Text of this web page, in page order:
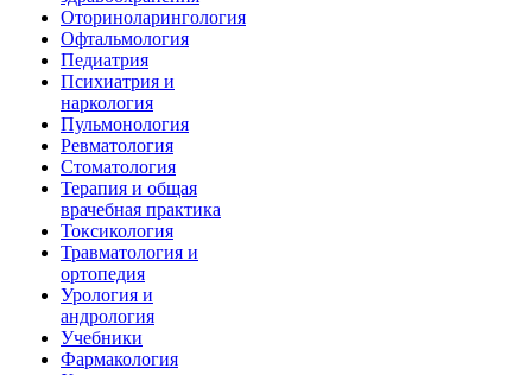
Оториноларингология
Офтальмология
Педиатрия
Психиатрия и
наркология
Пульмонология
Ревматология
Стоматология
Терапия и общая
врачебная практика
Токсикология
Травматология и
ортопедия
Урология и
андрология
Учебники
Фармакология